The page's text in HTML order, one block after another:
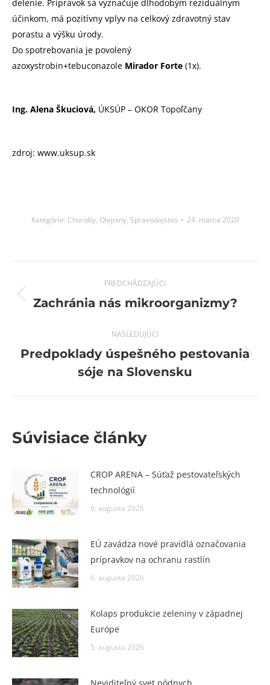
delenie. Prípravok sa vyznačuje dlhodobým reziduálnym
účinkom, má pozitívny vplyv na celkový zdravotný stav
porastu a výšku úrody.
Do spotrebovania je povolený
azoxystrobin+tebuconazole Mirador Forte (1x).
Ing. Alena Škuciová, ÚKSÚP – OKOR Topoľčany
zdroj: www.uksup.sk
Kategórie: Choroby, Olejniny, Spravodajstvo 24. marca 2020
navigation
PREDCHÁDZAJÚCI
Previous
Zachránia nás mikroorganizmy?
NASLEDUJÚCI
Next
post:
Predpoklady úspešného pestovania
sóje na Slovensku
Súvisiace články
CROP ARENA – Súťaž pestovateľských
technológií
6. augusta 2026
EÚ zavádza nové pravidlá označovania
prípravkov na ochranu rastlín
6. augusta 2026
Kolaps produkcie zeleniny v západnej
Európe
5. augusta 2026
Neviditeľný svet pôdnych